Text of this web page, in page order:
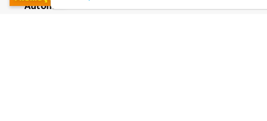
Automotivo Bebês